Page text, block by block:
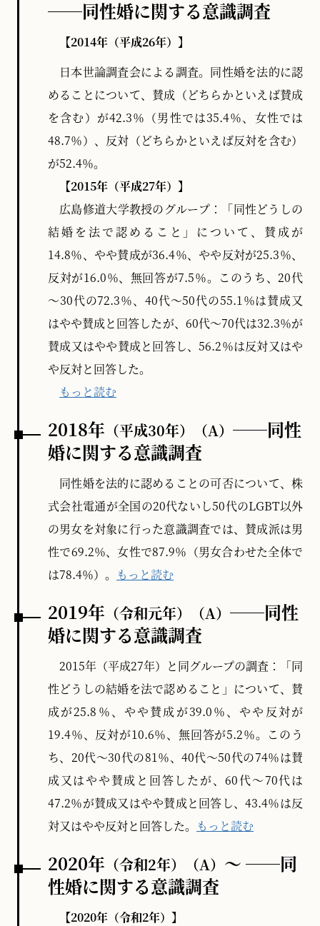
──同性婚に関する意識調査
【2014年（平成26年）】
日本世論調査会による調査。同性婚を法的に認
めることについて、賛成（どちらかといえば賛成
を含む）が42.3％（男性では35.4％、女性では
48.7％）、反対（どちらかといえば反対を含む）
が52.4％。
【2015年（平成27年）】
広島修道大学教授のグループ：「同性どうしの
結婚を法で認めること」について、賛成が
14.8％、やや賛成が36.4％、やや反対が25.3％、
反対が16.0％、無回答が7.5％。このうち、20代
～30代の72.3％、40代～50代の55.1％は賛成又
はやや賛成と回答したが、60代～70代は32.3％が
賛成又はやや賛成と回答し、56.2％は反対又はや
や反対と回答した。
もっと読む
2018年 （平成30年） （A） ──同性
婚に関する意識調査
同性婚を法的に認めることの可否について、株
式会社電通が全国の20代ないし50代のLGBT以外
の男女を対象に行った意識調査では、賛成派は男
性で69.2％、女性で87.9％（男女合わせた全体で
は78.4％）。 もっと読む
2019年 （令和元年） （A） ──同性
婚に関する意識調査
2015年（平成27年）と同グループの調査：「同
性どうしの結婚を法で認めること」について、賛
成が25.8％、やや賛成が39.0％、やや反対が
19.4％、反対が10.6％、無回答が5.2％。このう
ち、20代～30代の81％、40代～50代の74％は賛
成又はやや賛成と回答したが、60代～70代は
47.2％が賛成又はやや賛成と回答し、43.4％は反
対又はやや反対と回答した。 もっと読む
2020年 （令和2年） （A） ～ ──同
性婚に関する意識調査
【2020年（令和2年）】